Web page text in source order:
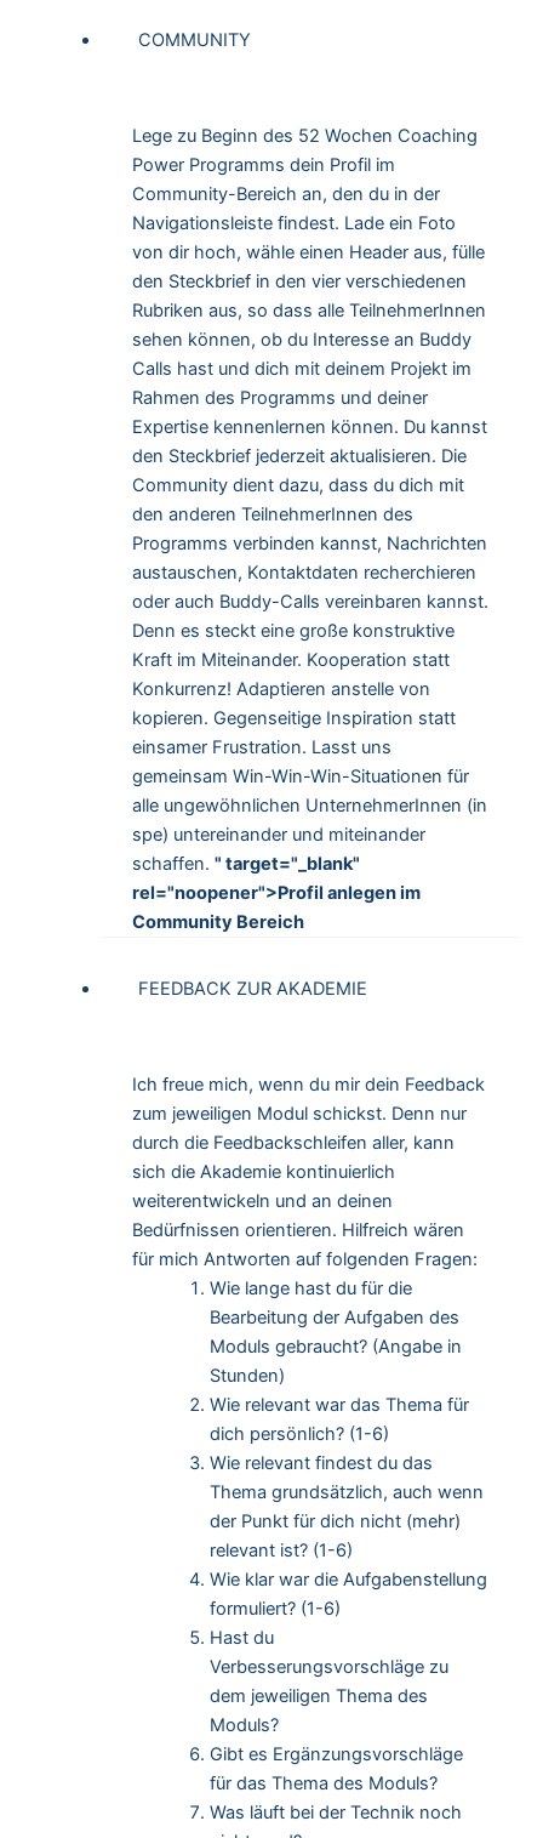
COMMUNITY
Lege zu Beginn des 52 Wochen Coaching
Power Programms dein Profil im
Community-Bereich an, den du in der
Navigationsleiste findest. Lade ein Foto
von dir hoch, wähle einen Header aus, fülle
den Steckbrief in den vier verschiedenen
Rubriken aus, so dass alle TeilnehmerInnen
sehen können, ob du Interesse an Buddy
Calls hast und dich mit deinem Projekt im
Rahmen des Programms und deiner
Expertise kennenlernen können. Du kannst
den Steckbrief jederzeit aktualisieren. Die
Community dient dazu, dass du dich mit
den anderen TeilnehmerInnen des
Programms verbinden kannst, Nachrichten
austauschen, Kontaktdaten recherchieren
oder auch Buddy-Calls vereinbaren kannst.
Denn es steckt eine große konstruktive
Kraft im Miteinander. Kooperation statt
Konkurrenz! Adaptieren anstelle von
kopieren. Gegenseitige Inspiration statt
einsamer Frustration. Lasst uns
gemeinsam Win-Win-Win-Situationen für
alle ungewöhnlichen UnternehmerInnen (in
spe) untereinander und miteinander
schaffen. " target="_blank"
rel="noopener">Profil anlegen im
Community Bereich
FEEDBACK ZUR AKADEMIE
Ich freue mich, wenn du mir dein Feedback
zum jeweiligen Modul schickst. Denn nur
durch die Feedbackschleifen aller, kann
sich die Akademie kontinuierlich
weiterentwickeln und an deinen
Bedürfnissen orientieren. Hilfreich wären
für mich Antworten auf folgenden Fragen:
Wie lange hast du für die
Bearbeitung der Aufgaben des
Moduls gebraucht? (Angabe in
Stunden)
Wie relevant war das Thema für
dich persönlich? (1-6)
Wie relevant findest du das
Thema grundsätzlich, auch wenn
der Punkt für dich nicht (mehr)
relevant ist? (1-6)
Wie klar war die Aufgabenstellung
formuliert? (1-6)
Hast du
Verbesserungsvorschläge zu
dem jeweiligen Thema des
Moduls?
Gibt es Ergänzungsvorschläge
für das Thema des Moduls?
Was läuft bei der Technik noch